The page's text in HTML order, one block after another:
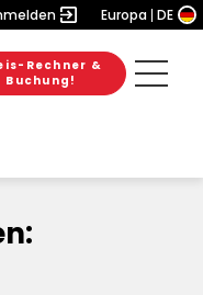
Europa DE
Rechner &
Buchung!